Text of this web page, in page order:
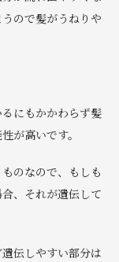
ので髪がうねりや
にもかかわらず髪
が高いです。
のなので、もしも
、それが遺伝して
伝しやすい部分は